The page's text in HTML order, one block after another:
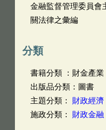
金融監督管理委員會
關法律之彙編
分類
書籍分類 ：財金產業
出版品分類：圖書
主題分類： 財政經濟
施政分類： 財政金融